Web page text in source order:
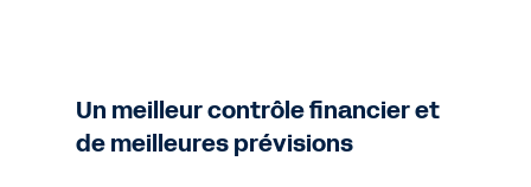
Un meilleur contrôle financier et
de meilleures prévisions